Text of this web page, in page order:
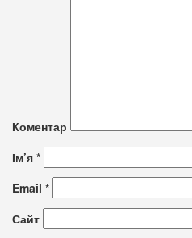
Коментар
Ім’я *
Email *
Сайт